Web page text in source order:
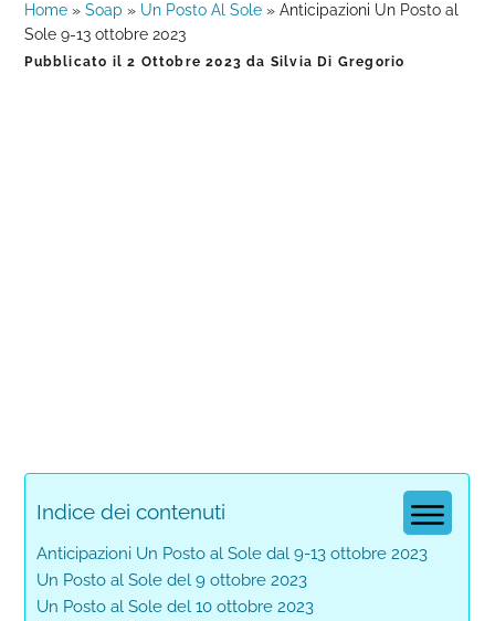
Home »Soap » Un Posto Al Sole »Anticipazioni Un Posto al
Sole 9-13 ottobre 2023
Pubblicato il2 Ottobre 2023 da Silvia Di Gregorio
Indice dei contenuti
Anticipazioni Un Posto al Sole dal 9-13 ottobre 2023
Un Posto al Sole del 9 ottobre 2023
Un Posto al Sole del 10 ottobre 2023